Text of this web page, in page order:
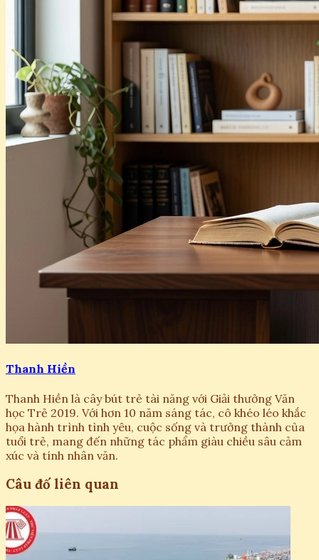
Thanh Hiền
Thanh Hiền là cây bút trẻ tài năng với Giải thưởng Văn
học Trẻ 2019. Với hơn 10 năm sáng tác, cô khéo léo khắc
họa hành trình tình yêu, cuộc sống và trưởng thành của
tuổi trẻ, mang đến những tác phẩm giàu chiều sâu cảm
xúc và tính nhân văn.
Câu đố liên quan